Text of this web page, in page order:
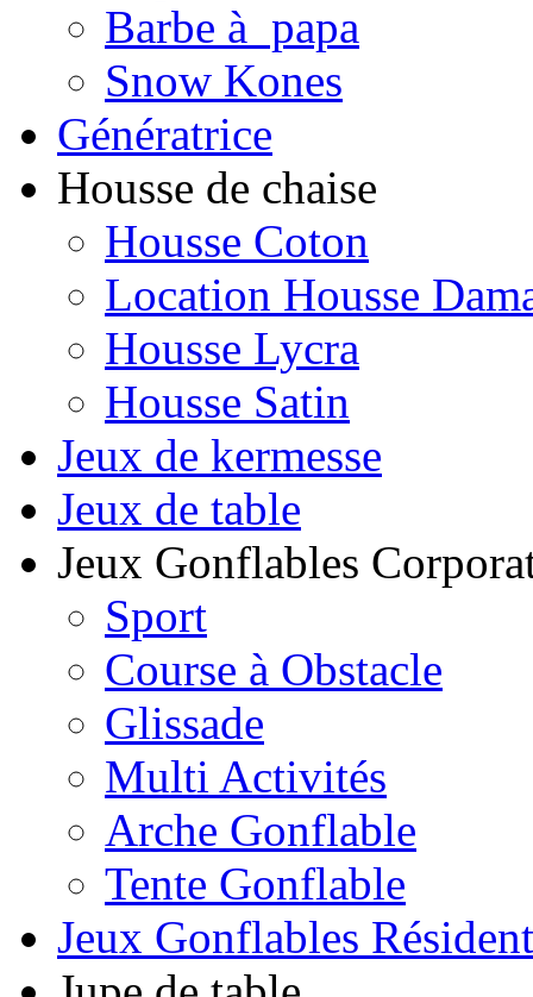
Barbe à papa
Snow Kones
Génératrice
Housse de chaise
Housse Coton
Location Housse
Housse Lycra
Housse Satin
Jeux de kermesse
Jeux de table
Jeux Gonflables
Sport
Course à Obstacle
Glissade
Multi Activités
Arche Gonflable
Tente Gonflable
Jeux Gonflables